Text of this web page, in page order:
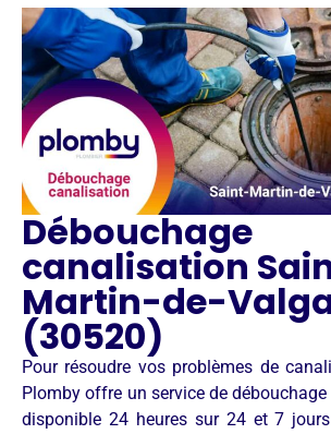
Débouchage
canalisation
Martin-de-
(30520)
Pour résoudre vos problèmes de
Plomby offre un service de
disponible 24 heures sur 24 et 7